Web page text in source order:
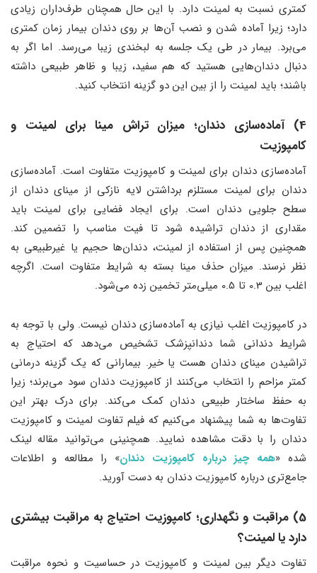
کمتری نسبت به لمینت دارد. با این حال همچنان طرف‌داران زیادی
دارد؛ زیرا آماده شدن و نصب آن‌ها بر روی دندان بیمار زمان کمتری
می‌برد. بیمار در طی یک جلسه به لبخندی زیبا می‌رسد. اما اگر به
دنبال دندان‌هایی هستید که هم سفید، زیبا و ظاهر طبیعی داشته
باشند؛ باید لمینت را از بین این دو گزینه انتخاب کنید.
4) آماده‌سازی دندان؛ میزان تراش مینا برای لمینت و
کامپوزیت
آماده‌سازی دندان برای لمینت‌ و کامپوزیت متفاوت است. آماده‌سازی
دندان برای لمینت مستلزم برداشتن لایه نازکی از مینای دندان از
سطح جلویی دندان است. برای ایجاد فضایی برای لمینت باید
مقداری از دندان تراشیده شود تا فیت مناسب را تضمین کند.
همچنین پس از استفاده از لمینت، دندان‌ها حجیم یا غیرطبیعی به
نظر نرسند. میزان حذف مینا بسته به شرایط متفاوت است. اگرچه
اغلب بین 0.3 تا 0.5 میلی‌متر تخمین زده می‌شود.
در کامپوزیت اغلب نیازی به آماده‌سازی دندان نیست. ولی با توجه به
شرایط دندانی شما دندانپزشک تشخیص می‌دهد که احتیاج به
تراشیدن مینای دندان هست یا خیر. بیمارانی که یک گزینه درمانی
کمتر مزاحم را انتخاب می‌کنند از کامپوزیت دندان سود می‌برند؛ زیرا
به حفظ ساختار طبیعی دندان کمک می‌کند. برای درک بهتر این
تفاوت‌ها به شما پیشنهاد می‌کنیم که فیلم تفاوت لمینت و کامپوزیت
دندان را با دقت مشاهده نمایید. همچنینی می‌توانید مقاله لینک
شده «همه چیز درباره کامپوزیت دندان» را مطالعه و اطلاعات
جامع‌تری درباره کامپوزیت دندان به دست آورید.
5) مراقبت و نگهداری؛ کامپوزیت احتیاج به مراقبت بیشتری
دارد یا لمینت؟
تفاوت دیگر بین لمینت و کامپوزیت در حساسیت و نحوه مراقبت